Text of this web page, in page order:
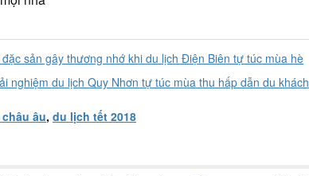
sản gây thương nhớ khi du lịch Điện Biên tự túc mùa hè
nghiệm du lịch Quy Nhơn tự túc mùa thu hấp dẫn du khách
âu, du lịch tết 2018